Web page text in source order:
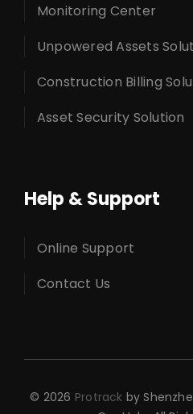
Monitoring Center
Unpowered Assets
Construction Billing
Asset Security Solution
Help & Support
Online Support
Contact Us
© 2026 Protrack by